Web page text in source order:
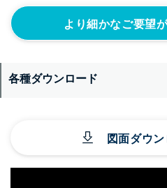
より細かなご要望
各種ダウンロード
図面ダウ